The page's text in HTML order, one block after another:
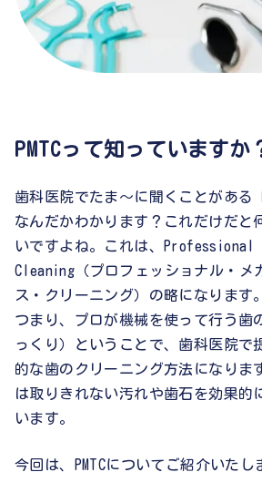
PMTCって知っていますか
歯科医院でたま〜に聞くことがある「
なんだかわかります？これだけだと
いですよね。これは、Professional
Cleaning（プロフェッショナル・メ
ス・クリーニング）の略になります。
つまり、プロが機械を使って行う歯
っくり）ということで、歯科医院で
的な歯のクリーニング方法になりま
は取りきれない汚れや歯石を効果的
います。
今回は、PMTCについてご紹介いたし